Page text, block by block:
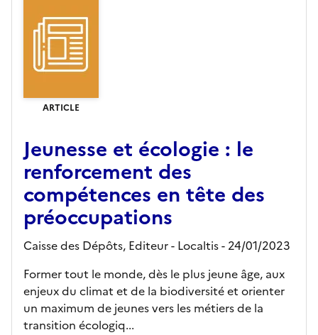
ARTICLE
Jeunesse et écologie : le
renforcement des
compétences en tête des
préoccupations
Caisse des Dépôts, Editeur- Localtis- 24/01/2023
Former tout le monde, dès le plus jeune âge, aux
enjeux du climat et de la biodiversité et orienter
un maximum de jeunes vers les métiers de la
transition écologiq...